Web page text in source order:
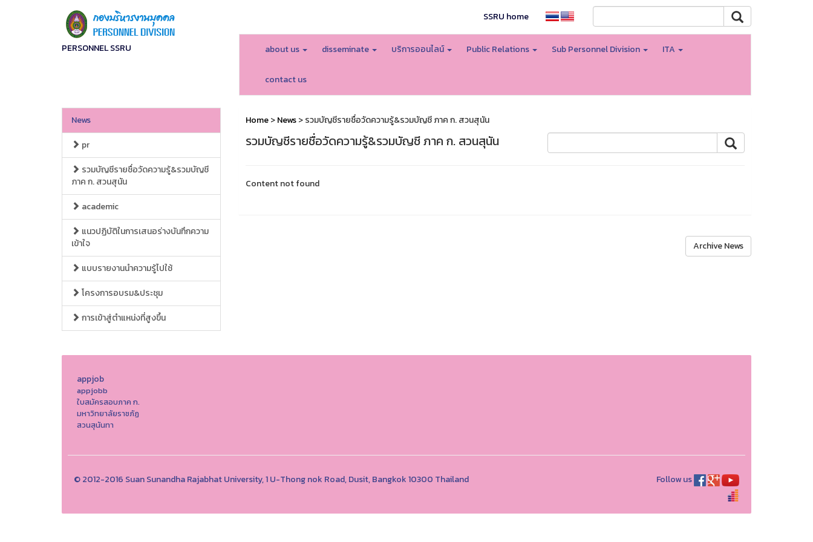
PERSONNEL SSRU
SSRU home
about us disseminate บริการออนไลน์ Public Relations Sub Personnel Division ITA
contact us
News
pr
รวมบัญชีรายชื่อวัดความรู้&รวมบัญชี
ภาค ก. สวนสุนัน
academic
แนวปฏิบัติในการเสนอร่างบันทึกความ
เข้าใจ
แบบรายงานนำความรู้ไปใช้
โครงการอบรม&ประชุม
การเข้าสู่ตำแหน่งที่สูงขึ้น
Home>News> รวมบัญชีรายชื่อวัดความรู้&รวมบัญชี ภาค ก. สวนสุนัน
รวมบัญชีรายชื่อวัดความรู้&รวมบัญชี ภาค ก. สวนสุนัน
Content not found
Archive News
appjob
appjobb
ใบสมัครสอบภาค ก.
มหาวิทยาลัยราชภัฏ
สวนสุนันทา
© 2012-2016 Suan Sunandha Rajabhat University, 1 U-Thong nok Road, Dusit, Bangkok 10300 Thailand Follow us